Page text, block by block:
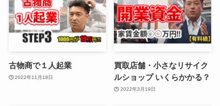
古物商で１人起業
2022年11月18日
買取店舗・小さなリサイク
ルショップ いくらかかる？
2022年3月19日